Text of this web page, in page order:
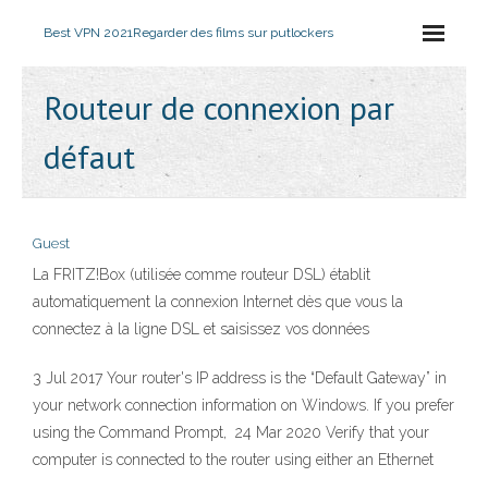
Best VPN 2021Regarder des films sur putlockers
Routeur de connexion par
défaut
Guest
La FRITZ!Box (utilisée comme routeur DSL) établit
automatiquement la connexion Internet dès que vous la
connectez à la ligne DSL et saisissez vos données
3 Jul 2017 Your router's IP address is the “Default Gateway” in
your network connection information on Windows. If you prefer
using the Command Prompt, 24 Mar 2020 Verify that your
computer is connected to the router using either an Ethernet